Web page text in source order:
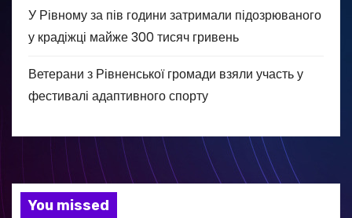
У Рівному за пів години затримали підозрюваного
у крадіжці майже 300 тисяч гривень
Ветерани з Рівненської громади взяли участь у
фестивалі адаптивного спорту
You missed